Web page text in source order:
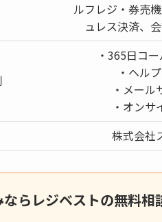
ルフレジ・券売
ュレス決済、
・365日コ
・ヘル
・メール
・オンサ
株式会社
らレジベストの無料相